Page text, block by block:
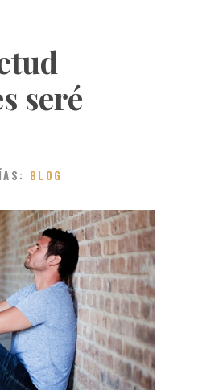
seré
BLOG